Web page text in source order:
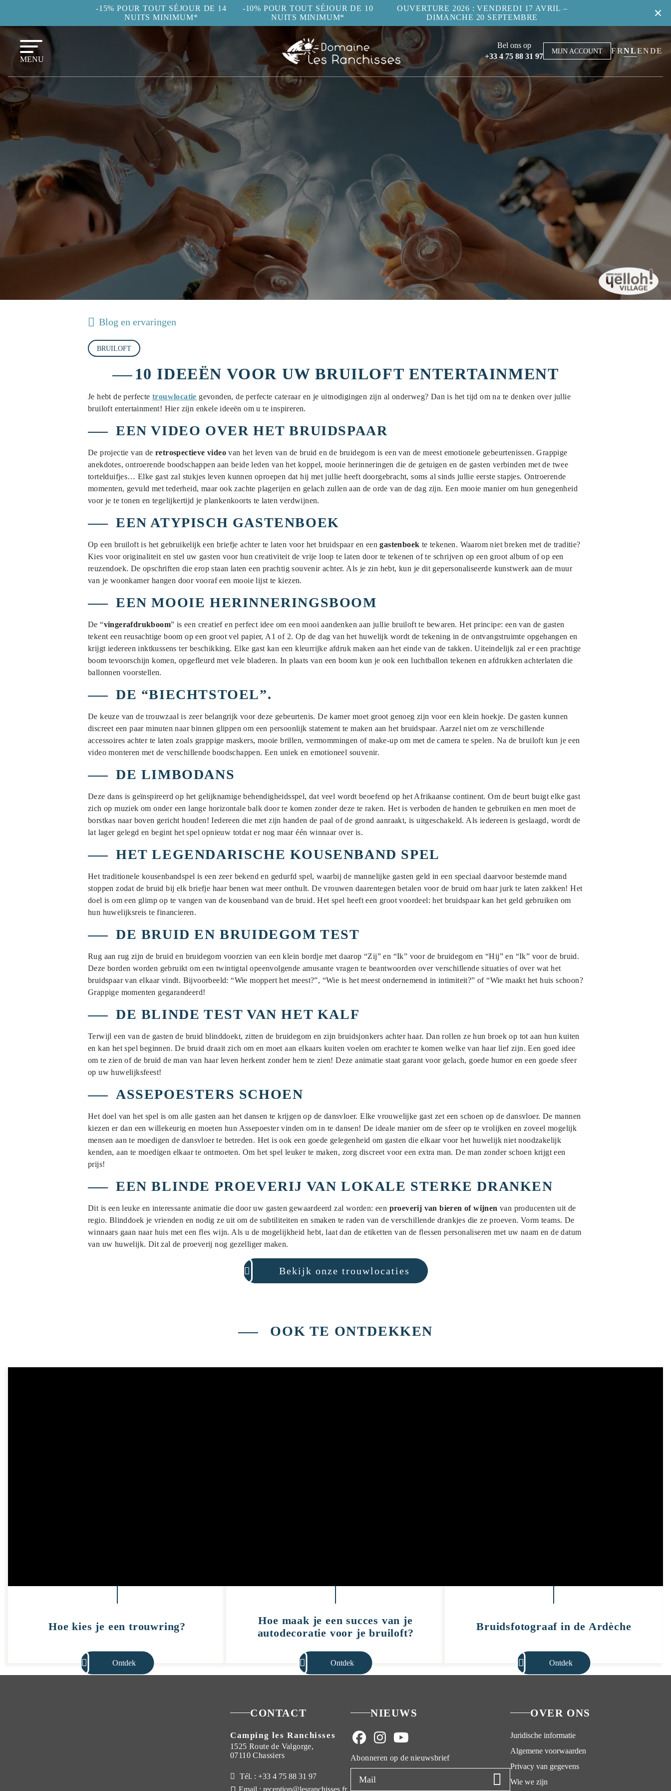
-15% POUR TOUT SÉJOUR DE 14
NUITS MINIMUM*
-10% POUR TOUT SÉJOUR DE 10
NUITS MINIMUM*
OUVERTURE 2026 : VENDREDI 17 AVRIL –
DIMANCHE 20 SEPTEMBRE
MENU
Bel ons op
+33 4 75 88 31 97
MIJN ACCOUNT FR EN
NL DE
Blog en ervaringen
BRUILOFT
10 IDEEËN VOOR UW BRUILOFT ENTERTAINMENT
Je hebt de perfecte trouwlocatie gevonden, de perfecte cateraar en je uitnodigingen zijn al onderweg? Dan is het tijd om na te denken over jullie
bruiloft entertainment! Hier zijn enkele ideeën om u te inspireren.
EEN VIDEO OVER HET BRUIDSPAAR
De projectie van de retrospectieve video van het leven van de bruid en de bruidegom is een van de meest emotionele gebeurtenissen. Grappige
anekdotes, ontroerende boodschappen aan beide leden van het koppel, mooie herinneringen die de getuigen en de gasten verbinden met de twee
tortelduifjes… Elke gast zal stukjes leven kunnen oproepen dat hij met jullie heeft doorgebracht, soms al sinds jullie eerste stapjes. Ontroerende
momenten, gevuld met tederheid, maar ook zachte plagerijen en gelach zullen aan de orde van de dag zijn. Een mooie manier om hun genegenheid
voor je te tonen en tegelijkertijd je plankenkoorts te laten verdwijnen.
EEN ATYPISCH GASTENBOEK
Op een bruiloft is het gebruikelijk een briefje achter te laten voor het bruidspaar en eengastenboek te tekenen. Waarom niet breken met de traditie?
Kies voor originaliteit en stel uw gasten voor hun creativiteit de vrije loop te laten door te tekenen of te schrijven op een groot album of op een
reuzendoek. De opschriften die erop staan laten een prachtig souvenir achter. Als je zin hebt, kun je dit gepersonaliseerde kunstwerk aan de muur
van je woonkamer hangen door vooraf een mooie lijst te kiezen.
EEN MOOIE HERINNERINGSBOOM
De “vingerafdrukboom” is een creatief en perfect idee om een mooi aandenken aan jullie bruiloft te bewaren. Het principe: een van de gasten
tekent een reusachtige boom op een groot vel papier, A1 of 2. Op de dag van het huwelijk wordt de tekening in de ontvangstruimte opgehangen en
krijgt iedereen inktkussens ter beschikking. Elke gast kan een kleurrijke afdruk maken aan het einde van de takken. Uiteindelijk zal er een prachtige
boom tevoorschijn komen, opgefleurd met vele bladeren. In plaats van een boom kun je ook een luchtballon tekenen en afdrukken achterlaten die
ballonnen voorstellen.
DE “BIECHTSTOEL”.
De keuze van de trouwzaal is zeer belangrijk voor deze gebeurtenis. De kamer moet groot genoeg zijn voor een klein hoekje. De gasten kunnen
discreet een paar minuten naar binnen glippen om een persoonlijk statement te maken aan het bruidspaar. Aarzel niet om ze verschillende
accessoires achter te laten zoals grappige maskers, mooie brillen, vermommingen of make-up om met de camera te spelen. Na de bruiloft kun je een
video monteren met de verschillende boodschappen. Een uniek en emotioneel souvenir.
DE LIMBODANS
Deze dans is geïnspireerd op het gelijknamige behendigheidsspel, dat veel wordt beoefend op het Afrikaanse continent. Om de beurt buigt elke gast
zich op muziek om onder een lange horizontale balk door te komen zonder deze te raken. Het is verboden de handen te gebruiken en men moet de
borstkas naar boven gericht houden! Iedereen die met zijn handen de paal of de grond aanraakt, is uitgeschakeld. Als iedereen is geslaagd, wordt de
lat lager gelegd en begint het spel opnieuw totdat er nog maar één winnaar over is.
HET LEGENDARISCHE KOUSENBAND SPEL
Het traditionele kousenbandspel is een zeer bekend en gedurfd spel, waarbij de mannelijke gasten geld in een speciaal daarvoor bestemde mand
stoppen zodat de bruid bij elk briefje haar benen wat meer onthult. De vrouwen daarentegen betalen voor de bruid om haar jurk te laten zakken! Het
doel is om een glimp op te vangen van de kousenband van de bruid. Het spel heeft een groot voordeel: het bruidspaar kan het geld gebruiken om
hun huwelijksreis te financieren.
DE BRUID EN BRUIDEGOM TEST
Rug aan rug zijn de bruid en bruidegom voorzien van een klein bordje met daarop “Zij” en “Ik” voor de bruidegom en “Hij” en “Ik” voor de bruid.
Deze borden worden gebruikt om een twintigtal opeenvolgende amusante vragen te beantwoorden over verschillende situaties of over wat het
bruidspaar van elkaar vindt. Bijvoorbeeld: “Wie moppert het meest?”, “Wie is het meest ondernemend in intimiteit?” of “Wie maakt het huis schoon?
Grappige momenten gegarandeerd!
DE BLINDE TEST VAN HET KALF
Terwijl een van de gasten de bruid blinddoekt, zitten de bruidegom en zijn bruidsjonkers achter haar. Dan rollen ze hun broek op tot aan hun kuiten
en kan het spel beginnen. De bruid draait zich om en moet aan elkaars kuiten voelen om erachter te komen welke van haar lief zijn. Een goed idee
om te zien of de bruid de man van haar leven herkent zonder hem te zien! Deze animatie staat garant voor gelach, goede humor en een goede sfeer
op uw huwelijksfeest!
ASSEPOESTERS SCHOEN
Het doel van het spel is om alle gasten aan het dansen te krijgen op de dansvloer. Elke vrouwelijke gast zet een schoen op de dansvloer. De mannen
kiezen er dan een willekeurig en moeten hun Assepoester vinden om in te dansen! De ideale manier om de sfeer op te vrolijken en zoveel mogelijk
mensen aan te moedigen de dansvloer te betreden. Het is ook een goede gelegenheid om gasten die elkaar voor het huwelijk niet noodzakelijk
kenden, aan te moedigen elkaar te ontmoeten. Om het spel leuker te maken, zorg discreet voor een extra man. De man zonder schoen krijgt een
prijs!
EEN BLINDE PROEVERIJ VAN LOKALE STERKE DRANKEN
Dit is een leuke en interessante animatie die door uw gasten gewaardeerd zal worden: een proeverij van bieren of wijnen van producenten uit de
regio. Blinddoek je vrienden en nodig ze uit om de subtiliteiten en smaken te raden van de verschillende drankjes die ze proeven. Vorm teams. De
winnaars gaan naar huis met een fles wijn. Als u de mogelijkheid hebt, laat dan de etiketten van de flessen personaliseren met uw naam en de datum
van uw huwelijk. Dit zal de proeverij nog gezelliger maken.
Bekijk onze trouwlocaties
OOK TE ONTDEKKEN
Hoe kies je een trouwring?
Ontdek
Hoe maak je een succes van je
autodecoratie voor je bruiloft?
Ontdek
Bruidsfotograaf in de Ardèche
Ontdek
CONTACT
Camping les Ranchisses
1525 Route de Valgorge,
07110 Chassiers
Tél. : +33 4 75 88 31 97
Email : reception@lesranchisses.fr
NIEUWS
Abonneren op de nieuwsbrief
OVER ONS
Juridische informatie
Algemene voorwaarden
Privacy van gegevens
Wie we zijn